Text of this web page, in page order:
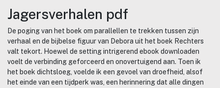
Jagersverhalen pdf
De poging van het boek om parallellen te trekken tussen zijn
verhaal en de bijbelse figuur van Debora uit het boek Rechters
valt tekort. Hoewel de setting intrigerend ebook downloaden
voelt de verbinding geforceerd en onovertuigend aan. Toen ik
het boek dichtsloeg, voelde ik een gevoel van droefheid, alsof
het einde van een tijdperk was, een herinnering dat alle dingen